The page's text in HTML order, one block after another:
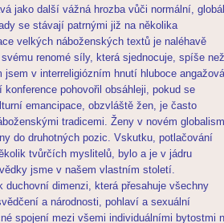
jako další vážná hrozba vůči normální,
se stávají patrnými již na několika
velkých náboženských textů je naléhavě
renomé síly, která sjednocuje, spíše než
v interreligiózním hnutí hluboce
pohovořil obsáhleji, pokud se
emancipace, obzvláště žen, je často
tradicemi. Ženy v novém
do druhotných pozic. Vskutku, potlačování
tvůrčích myslitelů, bylo a je v jádru
jsme v našem vlastním století.
duchovní dimenzi, která přesahuje všechny
a národnosti, pohlaví a sexuální
spojení mezi všemi individuálními bytostmi